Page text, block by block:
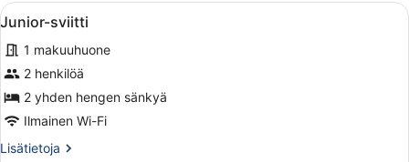
Avaa
kaikki
huonetyypin
Junior-
sviitti
kuvat
Hotellihuone, jossa on kaksi
5
Junior-sviitti
1 makuuhuone
2 henkilöä
2 yhden hengen sänkyä
Ilmainen Wi-Fi
Lisätietoja
Lisätietoja